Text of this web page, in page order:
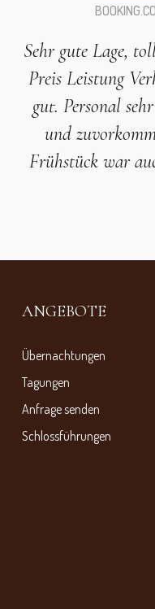
Sehr gute Lage,
Preis Leistung
gut. Personal
und
Frühstück war
ANGEBOTE
Übernachtungen
Tagungen
Anfrage senden
Schlossführungen